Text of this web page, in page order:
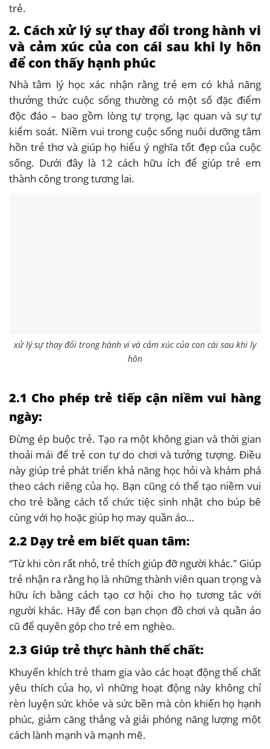
trẻ.
2. Cách xử lý sự thay đổi trong hành vi
và cảm xúc của con cái sau khi ly hôn
để con thấy hạnh phúc
Nhà tâm lý học xác nhận rằng trẻ em có khả năng
thưởng thức cuộc sống thường có một số đặc điểm
độc đáo – bao gồm lòng tự trọng, lạc quan và sự tự
kiểm soát. Niềm vui trong cuộc sống nuôi dưỡng tâm
hồn trẻ thơ và giúp họ hiểu ý nghĩa tốt đẹp của cuộc
sống. Dưới đây là 12 cách hữu ích để giúp trẻ em
thành công trong tương lai.
xử lý sự thay đổi trong hành vi và cảm xúc của con cái sau khi ly
hôn
2.1 Cho phép trẻ tiếp cận niềm vui hàng
ngày:
Đừng ép buộc trẻ. Tạo ra một không gian và thời gian
thoải mái để trẻ con tự do chơi và tưởng tượng. Điều
này giúp trẻ phát triển khả năng học hỏi và khám phá
theo cách riêng của họ. Bạn cũng có thể tạo niềm vui
cho trẻ bằng cách tổ chức tiệc sinh nhật cho búp bê
cùng với họ hoặc giúp họ may quần áo…
2.2 Dạy trẻ em biết quan tâm:
“Từ khi còn rất nhỏ, trẻ thích giúp đỡ người khác.” Giúp
trẻ nhận ra rằng họ là những thành viên quan trọng và
hữu ích bằng cách tạo cơ hội cho họ tương tác với
người khác. Hãy để con bạn chọn đồ chơi và quần áo
cũ để quyên góp cho trẻ em nghèo.
2.3 Giúp trẻ thực hành thể chất:
Khuyến khích trẻ tham gia vào các hoạt động thể chất
yêu thích của họ, vì những hoạt động này không chỉ
rèn luyện sức khỏe và sức bền mà còn khiến họ hạnh
phúc, giảm căng thẳng và giải phóng năng lượng một
cách lành mạnh và mạnh mẽ.